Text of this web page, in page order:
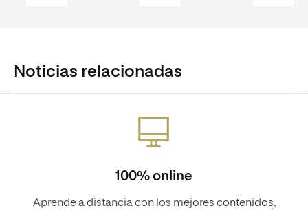
Noticias relacionadas
100% online
Aprende a distancia con los mejores contenidos,